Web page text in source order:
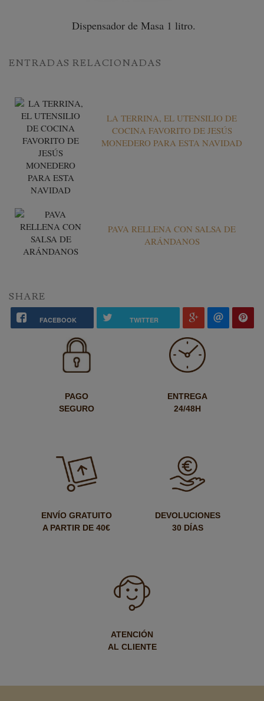
Dispensador de Masa 1 litro.
ENTRADAS RELACIONADAS
LA TERRINA, EL UTENSILIO DE
COCINA FAVORITO DE JESÚS
MONEDERO PARA ESTA NAVIDAD
PAVA RELLENA CON SALSA DE
ARÁNDANOS
SHARE
FACEBOOK TWITTER
PAGO
SEGURO
ENTREGA
24/48H
ENVÍO GRATUITO
A PARTIR DE 40€
DEVOLUCIONES
30 DÍAS
ATENCIÓN
AL CLIENTE